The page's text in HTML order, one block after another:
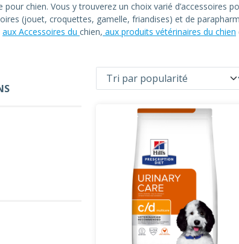
pour chien. Vous y trouverez un choix varié
(jouet, croquettes, gamelle, friandises) et de
aux Accessoires du chien, aux produits vétérinaires du chien